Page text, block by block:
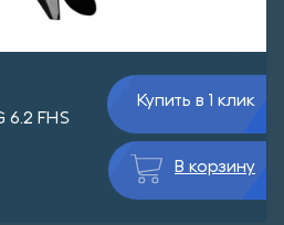
6.2 FHS
Купить в 1 клик
В корзину